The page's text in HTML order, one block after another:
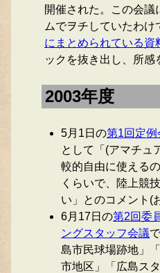
開催された。この会議
ムでヲチしていたわけ
にまとめられている資
ックを抜き出し、所感
2003年度
5月1日の第1回定例
として「(アマチュ
較的自由に使える
くらいで、陸上競
い」とのコメント(
6月17日の第2回委
ングスタッフ会議
島市民球場跡地」
市地区」「広島ス